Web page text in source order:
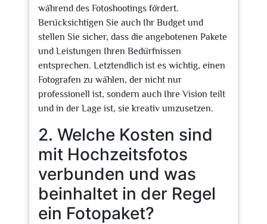
während des Fotoshootings fördert.
Berücksichtigen Sie auch Ihr Budget und
stellen Sie sicher, dass die angebotenen Pakete
und Leistungen Ihren Bedürfnissen
entsprechen. Letztendlich ist es wichtig, einen
Fotografen zu wählen, der nicht nur
professionell ist, sondern auch Ihre Vision teilt
und in der Lage ist, sie kreativ umzusetzen.
2. Welche Kosten sind
mit Hochzeitsfotos
verbunden und was
beinhaltet in der Regel
ein Fotopaket?